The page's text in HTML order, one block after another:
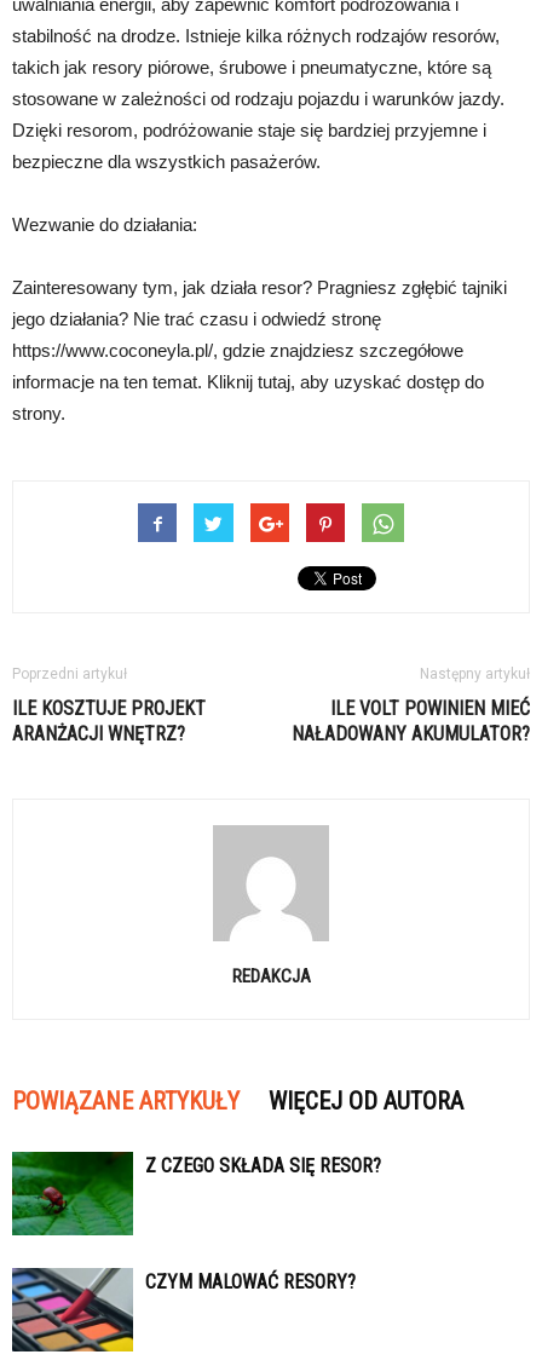
uwalniania energii, aby zapewnić komfort podróżowania i
stabilność na drodze. Istnieje kilka różnych rodzajów resorów,
takich jak resory piórowe, śrubowe i pneumatyczne, które są
stosowane w zależności od rodzaju pojazdu i warunków jazdy.
Dzięki resorom, podróżowanie staje się bardziej przyjemne i
bezpieczne dla wszystkich pasażerów.
Wezwanie do działania:
Zainteresowany tym, jak działa resor? Pragniesz zgłębić tajniki
jego działania? Nie trać czasu i odwiedź stronę
https://www.coconeyla.pl/, gdzie znajdziesz szczegółowe
informacje na ten temat. Kliknij tutaj, aby uzyskać dostęp do
strony.
Poprzedni artykuł
ILE KOSZTUJE PROJEKT
ARANŻACJI WNĘTRZ?
Następny artykuł
ILE VOLT POWINIEN MIEĆ
NAŁADOWANY AKUMULATOR?
REDAKCJA
POWIĄZANE ARTYKUŁY WIĘCEJ OD AUTORA
Z CZEGO SKŁADA SIĘ RESOR?
CZYM MALOWAĆ RESORY?